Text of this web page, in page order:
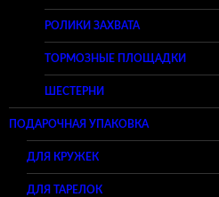
РОЛИКИ ЗАХВАТА
ТОРМОЗНЫЕ ПЛОЩАДКИ
ШЕСТЕРНИ
ПОДАРОЧНАЯ УПАКОВКА
ДЛЯ КРУЖЕК
ДЛЯ ТАРЕЛОК